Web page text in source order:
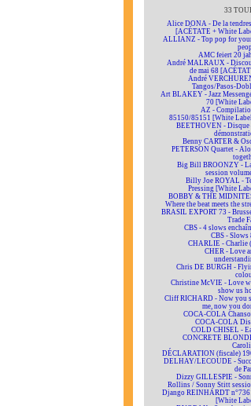
33
Alice DONA - De la
[ACÉTATE + White
ALLIANZ - Top pop for
AMC feiert 20
André MALRAUX -
de mai 68
André
Tangos/Pasos-
Art BLAKEY - Jazz
70 [White
AZ -
85150/85151 [White
BEETHOVEN - Disque
Benny CARTER &
PETERSON Quartet -
Big Bill BROONZY -
session
Billy Joe ROYAL -
Pressing [White
BOBBY & THE
Where the beat meets the
BRASIL EXPORT 73 -
Trade
CBS - 4 slows
CBS - Slows
CHARLIE - Charlie
CHER - Love
Chris DE BURGH -
Christine McVIE - Love
show us
Cliff RICHARD - Now you
me, now you
COCA-COLA
COCA-COLA
COLD CHISEL -
CONCRETE
DÉCLARATION (fiscale)
DELHAY/LECOUDE -
de
Dizzy GILLESPIE -
Rollins / Sonny Stitt
Django REINHARDT
[White